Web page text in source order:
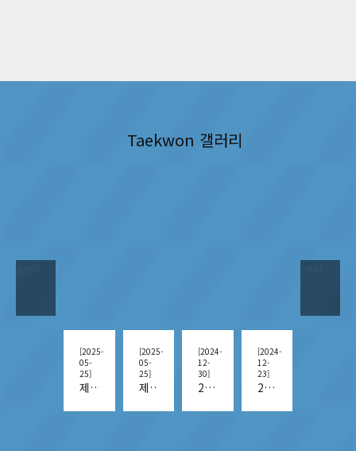
Taekwon 갤러리
[2025-
05-
25]
제54회 전국소년체육대회 DAY1 시상식 모음.zip
[2025-
05-
25]
제54회 전국소년체육대회 DAY1 1위선수 모음.zip
[2024-
12-
30]
2024년도 전국남여우수선수선발대회 DAY6
[2024-
12-
23]
2024년도 전국남여우수선수선발대회 DAY5